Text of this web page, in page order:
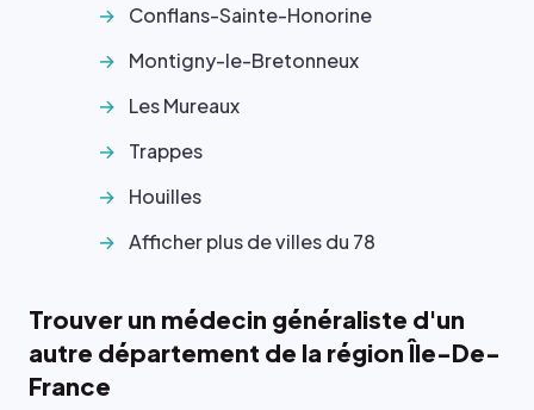
Conflans-Sainte-Honorine
Montigny-le-Bretonneux
Les Mureaux
Trappes
Houilles
Afficher plus de villes du 78
Trouver un médecin généraliste d'un
autre département de la région Île-De-
France